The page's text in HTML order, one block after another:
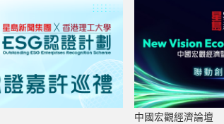
中國宏觀經濟論壇